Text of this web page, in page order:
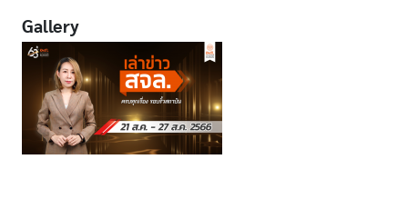
Gallery